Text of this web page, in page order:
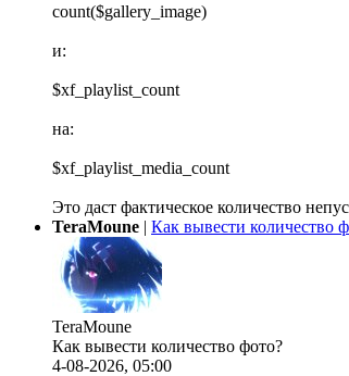
count($gallery_image)
и:
$xf_playlist_count
на:
$xf_playlist_media_count
Это даст фактическое количество
TeraMoune | Как вывести количество
TeraMoune
Как вывести количество фото?
4-08-2026, 05:00